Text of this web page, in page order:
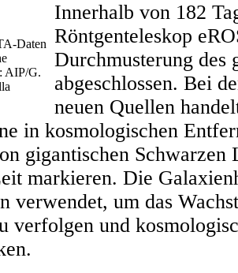
Daten
: AIP/G.
Innerhalb von 182
Röntgenteleskop
Durchmusterung des
abgeschlossen. Bei
neuen Quellen
in kosmologischen
gigantischen Schwarzen
markieren. Die
verwendet, um das
verfolgen und